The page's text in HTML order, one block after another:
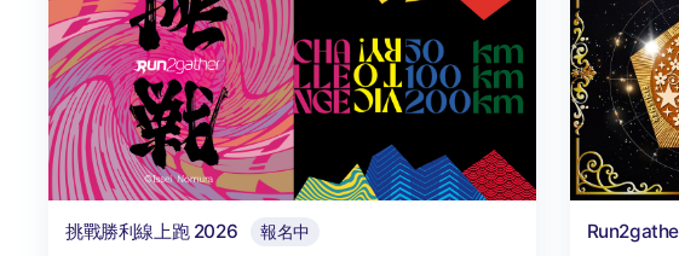
挑戰勝利線上跑 2026 報名中